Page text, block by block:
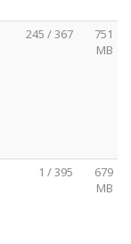
245 / 367
751
MB
1 / 395
679
MB